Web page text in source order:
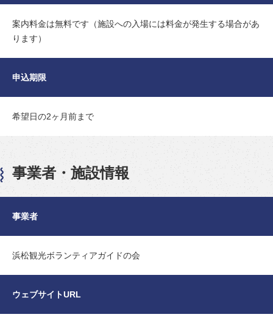
案内料金は無料です（施設への入場には料金が発生する場合があ
ります）
申込期限
希望日の2ヶ月前まで
事業者・施設情報
事業者
浜松観光ボランティアガイドの会
ウェブサイトURL